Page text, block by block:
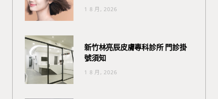
1 8 月, 2026
新竹林亮辰皮膚專科診所 門診掛
號須知
1 8 月, 2026